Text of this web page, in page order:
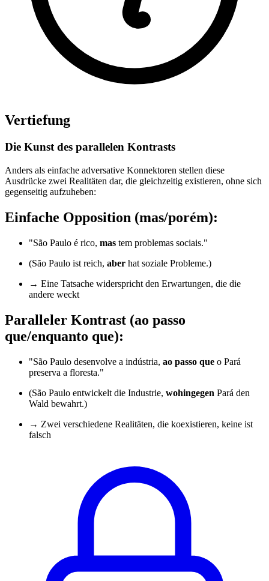
Vertiefung
Die Kunst des parallelen Kontrasts
Anders als einfache adversative Konnektoren stellen diese
Ausdrücke zwei Realitäten dar, die gleichzeitig existieren, ohne sich
gegenseitig aufzuheben:
Einfache Opposition (mas/porém):
"São Paulo é rico, mas tem problemas sociais."
(São Paulo ist reich, aber hat soziale Probleme.)
→ Eine Tatsache widerspricht den Erwartungen, die die
andere weckt
Paralleler Kontrast (ao passo
que/enquanto que):
"São Paulo desenvolve a indústria, ao passo que o Pará
preserva a floresta."
(São Paulo entwickelt die Industrie, wohingegen Pará den
Wald bewahrt.)
→ Zwei verschiedene Realitäten, die koexistieren, keine ist
falsch